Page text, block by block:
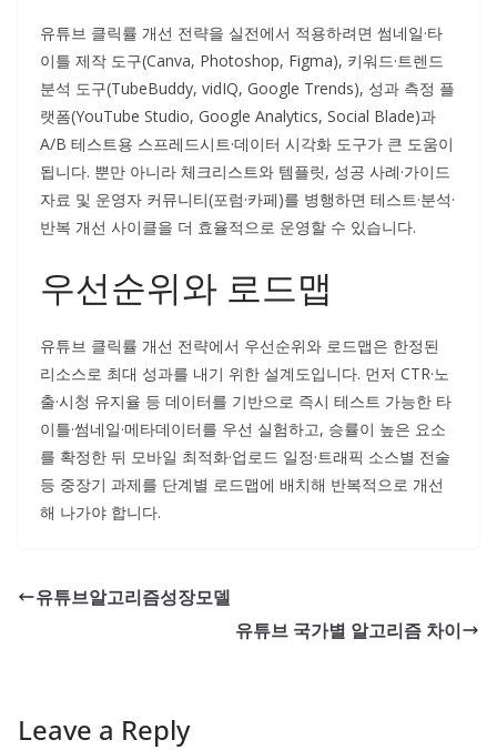
유튜브 클릭률 개선 전략을 실전에서 적용하려면 썸네일·타
이틀 제작 도구(Canva, Photoshop, Figma), 키워드·트렌드
분석 도구(TubeBuddy, vidIQ, Google Trends), 성과 측정 플
랫폼(YouTube Studio, Google Analytics, Social Blade)과
A/B 테스트용 스프레드시트·데이터 시각화 도구가 큰 도움이
됩니다. 뿐만 아니라 체크리스트와 템플릿, 성공 사례·가이드
자료 및 운영자 커뮤니티(포럼·카페)를 병행하면 테스트·분석·
반복 개선 사이클을 더 효율적으로 운영할 수 있습니다.
우선순위와 로드맵
유튜브 클릭률 개선 전략에서 우선순위와 로드맵은 한정된
리소스로 최대 성과를 내기 위한 설계도입니다. 먼저 CTR·노
출·시청 유지율 등 데이터를 기반으로 즉시 테스트 가능한 타
이틀·썸네일·메타데이터를 우선 실험하고, 승률이 높은 요소
를 확정한 뒤 모바일 최적화·업로드 일정·트래픽 소스별 전술
등 중장기 과제를 단계별 로드맵에 배치해 반복적으로 개선
해 나가야 합니다.
유튜브알고리즘성장모델
유튜브 국가별 알고리즘 차이
Leave a Reply